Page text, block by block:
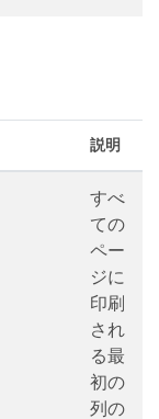
説明
すべ
ての
ペー
ジに
印刷
され
る最
初の
列の